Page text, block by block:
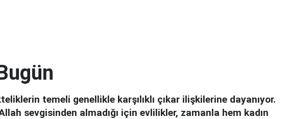
temeli genellikle karşılıklı çıkar ilişkilerine dayanıyor.
sevgisinden almadığı için evlilikler, zamanla hem kadın